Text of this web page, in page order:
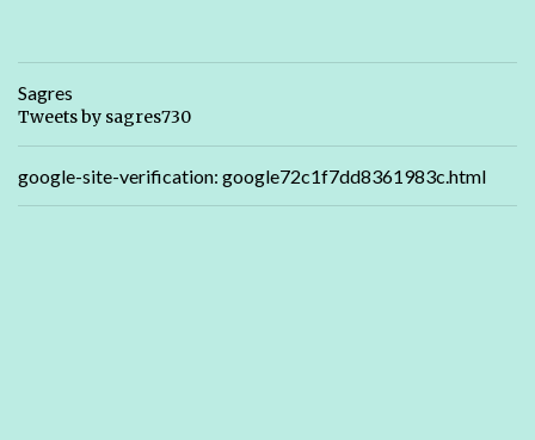
Sagres
Tweets by sagres730
google-site-verification: google72c1f7dd8361983c.html